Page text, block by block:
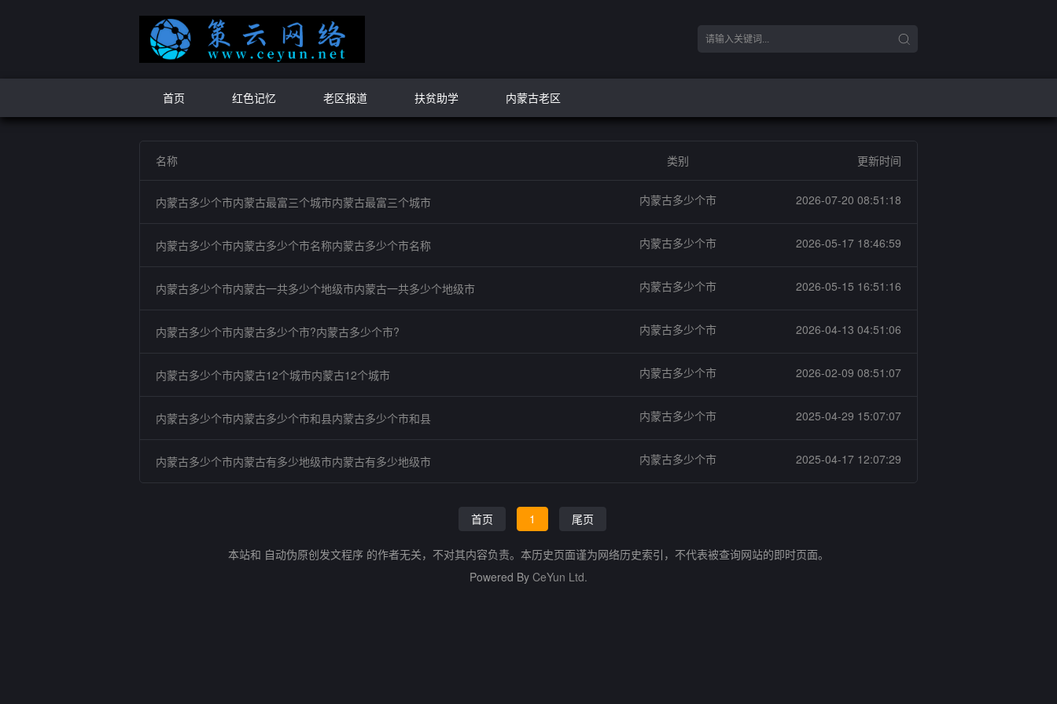
首页 红色记忆 老区报道 扶贫助学 内蒙古老区
名称 类别 更新时间
内蒙古多少个市内蒙古最富三个城市内蒙古最富三个城市 内蒙古多少个市 2026-07-20 08:51:18
内蒙古多少个市内蒙古多少个市名称内蒙古多少个市名称 内蒙古多少个市 2026-05-17 18:46:59
内蒙古多少个市内蒙古一共多少个地级市内蒙古一共多少个地级市 内蒙古多少个市 2026-05-15 16:51:16
内蒙古多少个市内蒙古多少个市?内蒙古多少个市? 内蒙古多少个市 2026-04-13 04:51:06
内蒙古多少个市内蒙古12个城市内蒙古12个城市 内蒙古多少个市 2026-02-09 08:51:07
内蒙古多少个市内蒙古多少个市和县内蒙古多少个市和县 内蒙古多少个市 2025-04-29 15:07:07
内蒙古多少个市内蒙古有多少地级市内蒙古有多少地级市 内蒙古多少个市 2025-04-17 12:07:29
首页 1 尾页
本站和 自动伪原创发文程序 的作者无关，不对其内容负责。本历史页面谨为网络历史索引，不代表被查询网站的即时页面。
Powered By CeYun Ltd.